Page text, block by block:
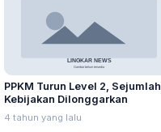
PPKM Turun Level 2, Sejumlah
Kebijakan Dilonggarkan
4 tahun yang lalu